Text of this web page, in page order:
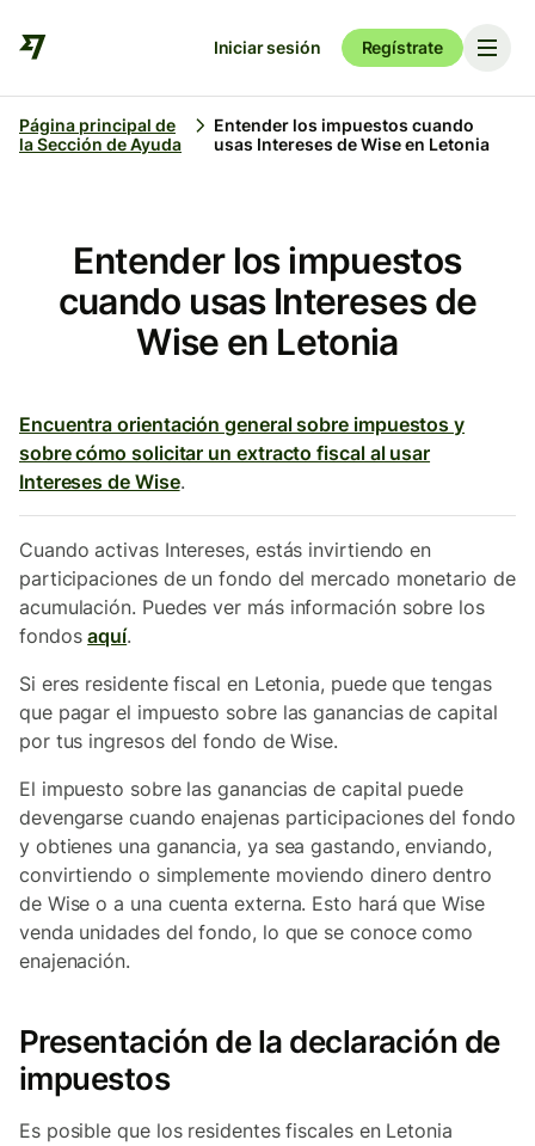
Iniciar sesión Regístrate
Página principal de
la Sección de Ayuda
Entender los impuestos cuando
usas Intereses de Wise en Letonia
Entender los impuestos
cuando usas Intereses de
Wise en Letonia
Encuentra orientación general sobre impuestos y
sobre cómo solicitar un extracto fiscal al usar
Intereses de Wise.
Cuando activas Intereses, estás invirtiendo en
participaciones de un fondo del mercado monetario de
acumulación. Puedes ver más información sobre los
fondosaquí.
Si eres residente fiscal en Letonia, puede que tengas
que pagar el impuesto sobre las ganancias de capital
por tus ingresos del fondo de Wise.
El impuesto sobre las ganancias de capital puede
devengarse cuando enajenas participaciones del fondo
y obtienes una ganancia, ya sea gastando, enviando,
convirtiendo o simplemente moviendo dinero dentro
de Wise o a una cuenta externa. Esto hará que Wise
venda unidades del fondo, lo que se conoce como
enajenación.
Presentación de la declaración de
impuestos
Es posible que los residentes fiscales en Letonia